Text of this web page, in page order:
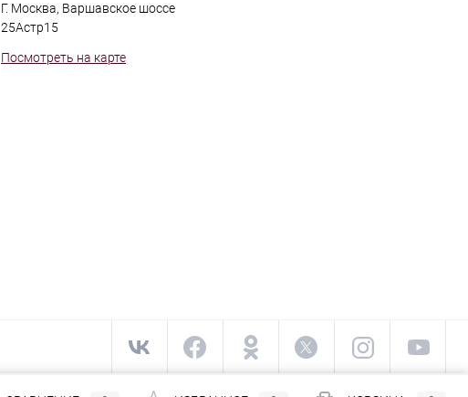
Г. Москва, Варшавское шоссе
25Астр15
Посмотреть на карте